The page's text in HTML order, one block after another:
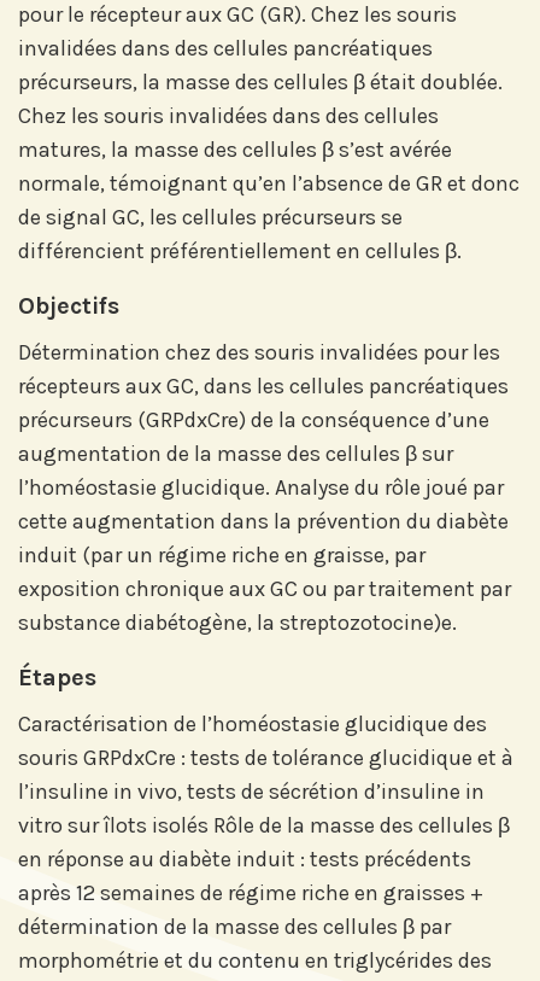
pour le récepteur aux GC (GR). Chez les souris
invalidées dans des cellules pancréatiques
précurseurs, la masse des cellules β était doublée.
Chez les souris invalidées dans des cellules
matures, la masse des cellules β s’est avérée
normale, témoignant qu’en l’absence de GR et donc
de signal GC, les cellules précurseurs se
différencient préférentiellement en cellules β.
Objectifs
Détermination chez des souris invalidées pour les
récepteurs aux GC, dans les cellules pancréatiques
précurseurs (GRPdxCre) de la conséquence d’une
augmentation de la masse des cellules β sur
l’homéostasie glucidique. Analyse du rôle joué par
cette augmentation dans la prévention du diabète
induit (par un régime riche en graisse, par
exposition chronique aux GC ou par traitement par
substance diabétogène, la streptozotocine)e.
Étapes
Caractérisation de l’homéostasie glucidique des
souris GRPdxCre : tests de tolérance glucidique et à
l’insuline in vivo, tests de sécrétion d’insuline in
vitro sur îlots isolés Rôle de la masse des cellules β
en réponse au diabète induit : tests précédents
après 12 semaines de régime riche en graisses +
détermination de la masse des cellules β par
morphométrie et du contenu en triglycérides des